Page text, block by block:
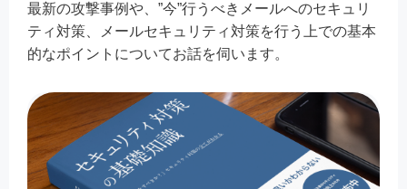
最新の攻撃事例や、”今”行うべきメールへのセキュリ
ティ対策、メールセキュリティ対策を行う上での基本
的なポイントについてお話を伺います。